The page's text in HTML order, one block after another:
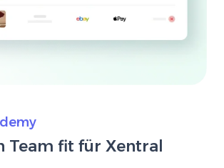
Team fit für Xentral